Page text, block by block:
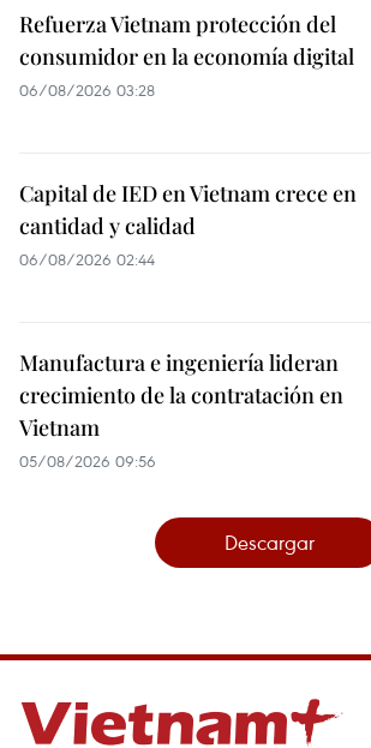
Refuerza Vietnam protección del
consumidor en la economía digital
06/08/2026 03:28
Capital de IED en Vietnam crece en
cantidad y calidad
06/08/2026 02:44
Manufactura e ingeniería lideran
crecimiento de la contratación en
Vietnam
05/08/2026 09:56
Descargar